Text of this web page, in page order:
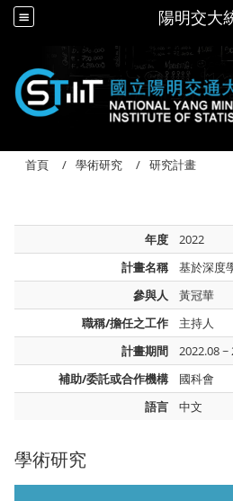
陽明交大
學術研究
首頁 學術研究 研究計畫
年度
2022
計畫名稱
基於深度
參與人
黃冠華
職稱/擔任之工作
主持人
計畫期間
2022.08 ~
補助/委託或合作機構
國科會
語言
中文